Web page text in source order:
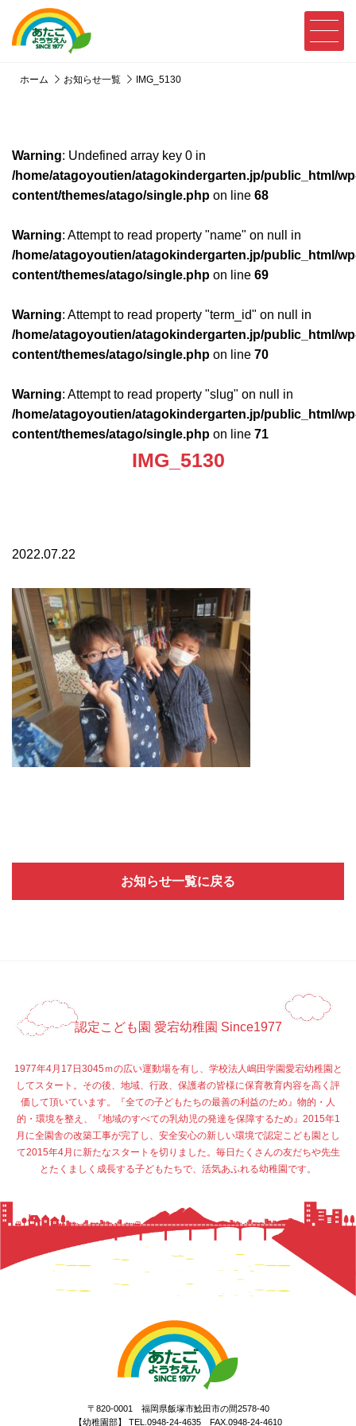
ホーム お知らせ一覧 IMG_5130
Warning: Undefined array key 0 in
/home/atagoyoutien/atagokindergarten.jp/public_html/
content/themes/atago/single.php on line 68
Warning: Attempt to read property "name" on null in
/home/atagoyoutien/atagokindergarten.jp/public_html/
content/themes/atago/single.php on line 69
Warning: Attempt to read property "term_id" on null in
/home/atagoyoutien/atagokindergarten.jp/public_html/
content/themes/atago/single.php on line 70
Warning: Attempt to read property "slug" on null in
/home/atagoyoutien/atagokindergarten.jp/public_html/
content/themes/atago/single.php on line 71
IMG_5130
2022.07.22
お知らせ一覧に戻る
認定こども園 愛宕幼稚園 Since1977
1977年4月17日3045ｍの広い運動場を有し、学校法人嶋田学園愛宕幼稚園と
してスタート。その後、地域、行政、保護者の皆様に保育教育内容を高く評
価して頂いています。『全ての子どもたちの最善の利益のため』物的・人
的・環境を整え、『地域のすべての乳幼児の発達を保障するため』2015年1
月に全園舎の改築工事が完了し、安全安心の新しい環境で認定こども園とし
て2015年4月に新たなスタートを切りました。毎日たくさんの友だちや先生
とたくましく成長する子どもたちで、活気あふれる幼稚園です。
〒820-0001 福岡県飯塚市鯰田市の間2578-40
【幼稚園部】 TEL.0948-24-4635 FAX.0948-24-4610